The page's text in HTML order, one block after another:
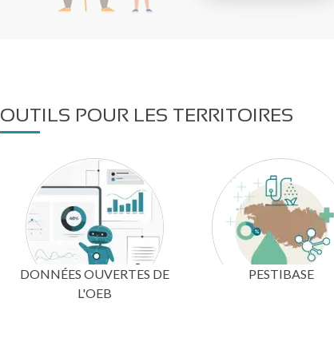
OUTILS POUR LES TERRITOIRES
DONNÉES OUVERTES DE
L'OEB
PESTIBASE